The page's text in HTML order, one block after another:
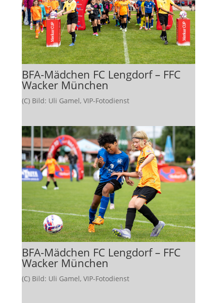
BFA-Mädchen FC Lengdorf – FFC
Wacker München
(C) Bild: Uli Gamel, VIP-Fotodienst
BFA-Mädchen FC Lengdorf – FFC
Wacker München
(C) Bild: Uli Gamel, VIP-Fotodienst